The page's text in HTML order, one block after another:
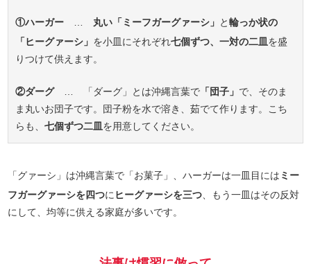
①ハーガー … 丸い「ミーフガーグァーシ」 と輪っか状の
「ヒーグァーシ」 を小皿にそれぞれ七個ずつ、一対の二皿を盛
りつけて供えます。
②ダーグ… 「ダーグ」とは沖縄言葉で 「団子」 で、そのま
ま丸いお団子です。団子粉を水で溶き、茹でて作ります。こち
らも、七個ずつ二皿を用意してください。
「グァーシ」は沖縄言葉で「お菓子」、ハーガーは一皿目には ミー
フガーグァーシを四つにヒーグァーシを三つ、もう一皿はその反対
にして、均等に供える家庭が多いです。